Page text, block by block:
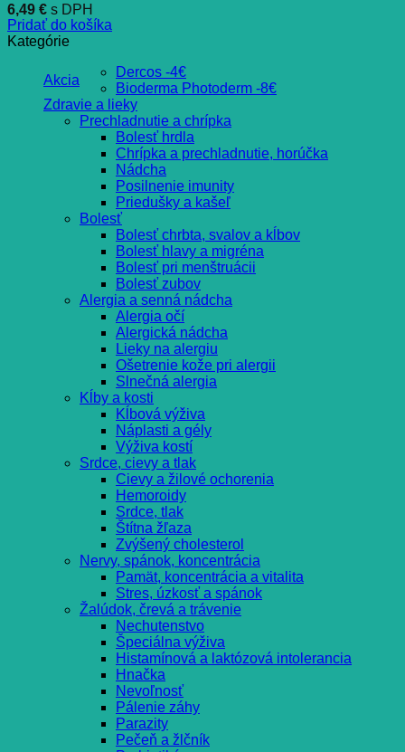
6,49 € s DPH
Pridať do košíka
Kategórie
Akcia
Dercos -4€
Bioderma Photoderm -8€
Zdravie a lieky
Prechladnutie a chrípka
Bolesť hrdla
Chrípka a prechladnutie, horúčka
Nádcha
Posilnenie imunity
Priedušky a kašeľ
Bolesť
Bolesť chrbta, svalov a kĺbov
Bolesť hlavy a migréna
Bolesť pri menštruácii
Bolesť zubov
Alergia a senná nádcha
Alergia očí
Alergická nádcha
Lieky na alergiu
Ošetrenie kože pri alergii
Slnečná alergia
Kĺby a kosti
Kĺbová výživa
Náplasti a gély
Výživa kostí
Srdce, cievy a tlak
Cievy a žilové ochorenia
Hemoroidy
Srdce, tlak
Štítna žľaza
Zvýšený cholesterol
Nervy, spánok, koncentrácia
Pamät, koncentrácia a vitalita
Stres, úzkosť a spánok
Žalúdok, črevá a trávenie
Nechutenstvo
Špeciálna výživa
Histamínová a laktózová intolerancia
Hnačka
Nevoľnosť
Pálenie záhy
Parazity
Pečeň a žlčník